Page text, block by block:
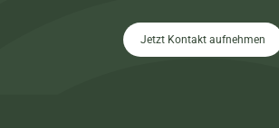
Jetzt Kontakt aufnehmen